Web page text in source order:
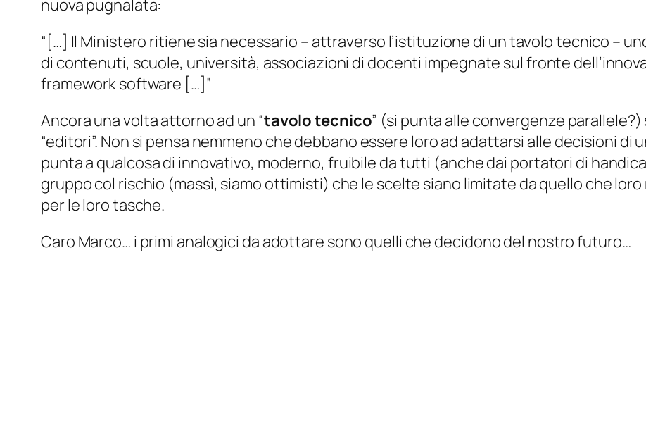
nuova pugnalata:
“[…] Il Ministero ritiene sia necessario – attraverso l’istituzione di un tavolo tecnico –
di contenuti, scuole, università, associazioni di docenti impegnate sul fronte
framework software […]”
Ancora una volta attorno ad un “tavolo tecnico” (si punta alle convergenze parallele?)
“editori”. Non si pensa nemmeno che debbano essere loro ad adattarsi alle decisioni
punta a qualcosa di innovativo, moderno, fruibile da tutti (anche dai portatori di
gruppo col rischio (massì, siamo ottimisti) che le scelte siano limitate da quello che
per le loro tasche.
Caro Marco… i primi analogici da adottare sono quelli che decidono del nostro futuro…